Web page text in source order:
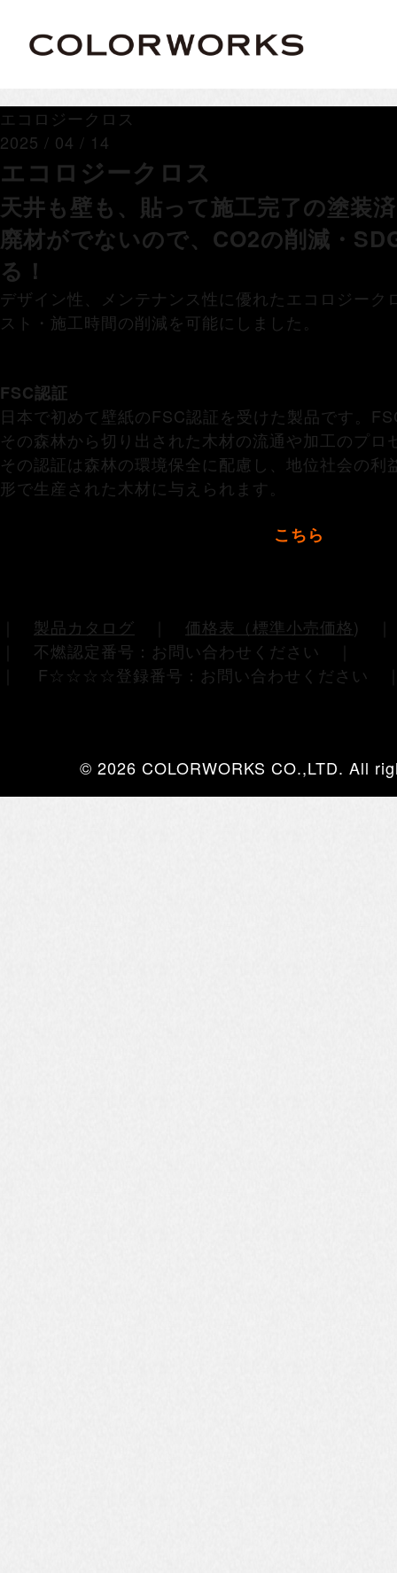
エコロジークロス
2025 / 04 / 14
エコロジークロス
天井も壁も、貼って施工完了の塗装
廃材がでないので、CO2の削減・
る！
デザイン性、メンテナンス性に優れたエコロジー
スト・施工時間の削減を可能にしました。
FSC認証
日本で初めて壁紙のFSC認証を受けた製品です。
その森林から切り出された木材の流通や加工のプロ
その認証は森林の環境保全に配慮し、地位社会の
形で生産された木材に与えられます。
こちら
製品カタログ 価格表（標準小売価格)
｜ 不燃認定番号：お問い合わせください ｜
｜ F☆☆☆☆登録番号：お問い合わせください
© 2026 COLORWORKS CO.,LTD. All